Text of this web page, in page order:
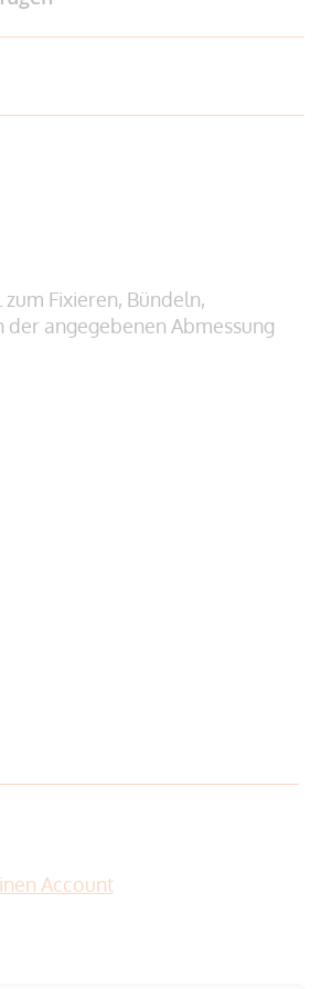
zum Fixieren, Bündeln,
angegebenen Abmessung
Account